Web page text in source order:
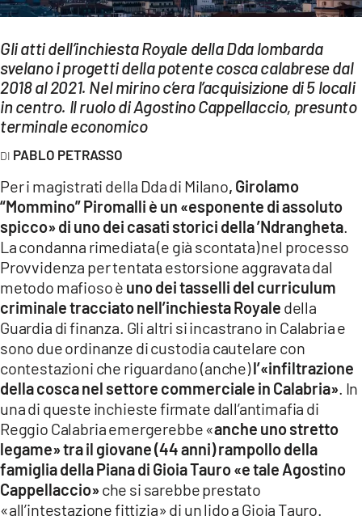
LAC ONAIR
LaC
Network
LACPLAY.IT
LACTV.IT
LACONAIR.IT
LACITYMAG.IT
ILREGGINO.IT
COSENZACHANNEL.IT
ILVIBONESE.IT
CATANZAROCHANNEL.IT
LACAPITALENEWS.IT
App
ANDROID
Gli atti dell’inchiesta Royale della Dda lombarda
svelano i progetti della potente cosca calabrese dal
2018 al 2021. Nel mirino c’era l’acquisizione di 5 locali
in centro. Il ruolo di Agostino Cappellaccio, presunto
terminale economico
PABLO PETRASSO
Per i magistrati della Dda di Milano, Girolamo
“Mommino” Piromalli è un «esponente di assoluto
spicco» di uno dei casati storici della ’Ndrangheta
La condanna rimediata (e già scontata) nel processo
Provvidenza per tentata estorsione aggravata dal
metodo mafioso è uno dei tasselli del curriculum
criminale tracciato nell’inchiesta Royale della
Guardia di finanza. Gli altri si incastrano in Calabria e
sono due ordinanze di custodia cautelare con
contestazioni che riguardano (anche)l’«infiltrazione
della cosca nel settore commerciale in Calabria» . In
una di queste inchieste firmate dall’antimafia di
Reggio Calabria emergerebbe «anche uno stretto
legame» tra il giovane (44 anni) rampollo della
famiglia della Piana di Gioia Tauro «e tale Agostino
Cappellaccio»che si sarebbe prestato
«all’intestazione fittizia» di un lido a Gioia Tauro.